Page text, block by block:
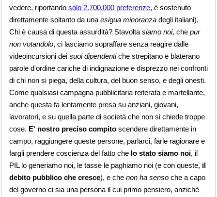
vedere, riportando solo 2.700.000 preferenze, è sostenuto
direttamente soltanto da una esigua minoranza degli italiani).
Chi è causa di questa assurdità? Stavolta siamo noi, che pur
non votandolo, ci lasciamo sopraffare senza reagire dalle
videoincursioni dei suoi dipendentiche strepitano e blaterano
parole d'ordine cariche di indignazione e disprezzo nei confronti
di chi non si piega, della cultura, del buon senso, e degli onesti.
Come qualsiasi campagna pubblicitaria reiterata e martellante,
anche questa fa lentamente presa su anziani, giovani,
lavoratori, e su quella parte di società che non si chiede troppe
cose. E' nostro preciso compito scendere direttamente in
campo, raggiungere queste persone, parlarci, farle ragionare e
fargli prendere coscienza del fatto che lo stato siamo noi, il
PIL lo generiamo noi, le tasse le paghiamo noi (e con queste, il
debito pubblico che cresce), e che non ha senso che a capo
del governo ci sia una persona il cui primo pensiero, anziché